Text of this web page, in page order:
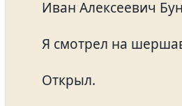
Иван Алексеевич
Я смотрел на
Открыл.